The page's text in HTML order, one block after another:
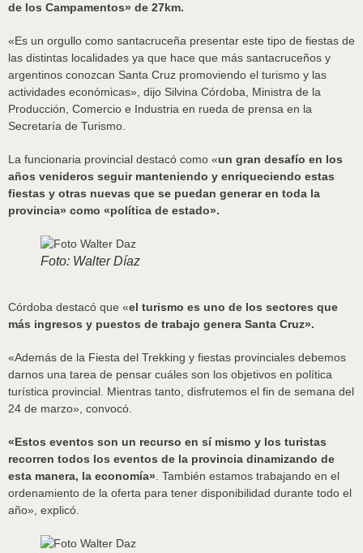
de los Campamentos» de 27km.
«Es un orgullo como santacruceña presentar este tipo de fiestas de
las distintas localidades ya que hace que más santacruceños y
argentinos conozcan Santa Cruz promoviendo el turismo y las
actividades económicas», dijo Silvina Córdoba, Ministra de la
Producción, Comercio e Industria en rueda de prensa en la
Secretaría de Turismo.
La funcionaria provincial destacó como «un gran desafío en los
años venideros seguir manteniendo y enriqueciendo estas
fiestas y otras nuevas que se puedan generar en toda la
provincia» como «política de estado».
Foto: Walter Díaz
Córdoba destacó que «el turismo es uno de los sectores que
más ingresos y puestos de trabajo genera Santa Cruz».
«Además de la Fiesta del Trekking y fiestas provinciales debemos
darnos una tarea de pensar cuáles son los objetivos en política
turística provincial. Mientras tanto, disfrutemos el fin de semana del
24 de marzo», convocó.
«Estos eventos son un recurso en sí mismo y los turistas
recorren todos los eventos de la provincia dinamizando de
esta manera, la economía» . También estamos trabajando en el
ordenamiento de la oferta para tener disponibilidad durante todo el
año», explicó.